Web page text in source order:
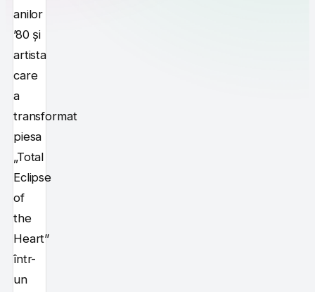
anilor
’80 și
artista
care
a
transformat
piesa
„Total
Eclipse
of
the
Heart”
într-
un